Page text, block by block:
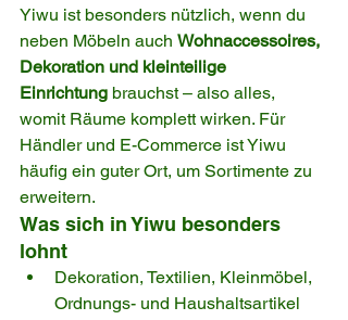
Yiwu ist besonders nützlich, wenn du
neben Möbeln auch Wohnaccessoires,
Dekoration und kleinteilige
Einrichtung brauchst – also alles,
womit Räume komplett wirken. Für
Händler und E-Commerce ist Yiwu
häufig ein guter Ort, um Sortimente zu
erweitern.
Was sich in Yiwu besonders
lohnt
Dekoration, Textilien, Kleinmöbel,
Ordnungs- und Haushaltsartikel